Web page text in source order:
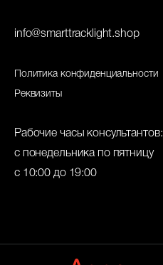
info@smarttracklight.shop
Политика конфиденциальности
Реквизиты
Рабочие часы консультантов:
с понедельника по пятницу
с 10:00 до 19:00